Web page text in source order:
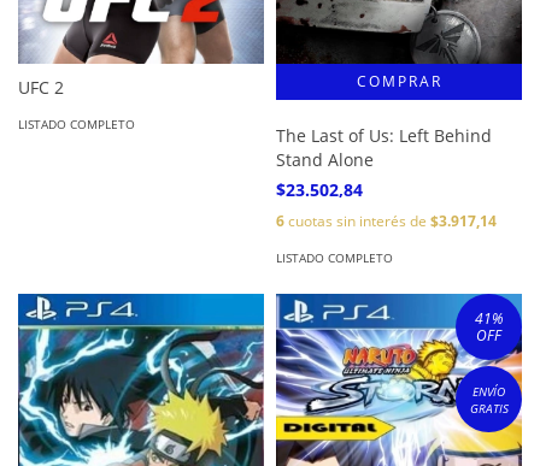
UFC 2
LISTADO COMPLETO
The Last of Us: Left Behind
Stand Alone
$23.502,84
6cuotas sin interés de $3.917,14
LISTADO COMPLETO
41%
OFF
ENVÍO
GRATIS